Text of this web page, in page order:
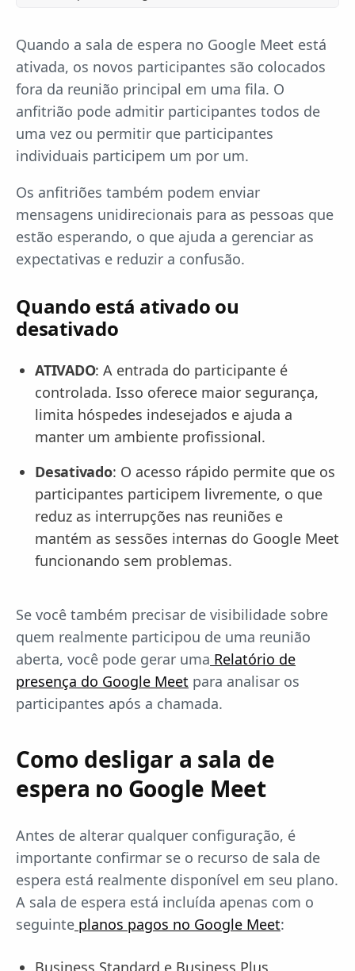
Quando a sala de espera no Google Meet está
ativada, os novos participantes são colocados
fora da reunião principal em uma fila. O
anfitrião pode admitir participantes todos de
uma vez ou permitir que participantes
individuais participem um por um.
Os anfitriões também podem enviar
mensagens unidirecionais para as pessoas que
estão esperando, o que ajuda a gerenciar as
expectativas e reduzir a confusão.
Quando está ativado ou
desativado
ATIVADO: A entrada do participante é
controlada. Isso oferece maior segurança,
limita hóspedes indesejados e ajuda a
manter um ambiente profissional.
Desativado: O acesso rápido permite que os
participantes participem livremente, o que
reduz as interrupções nas reuniões e
mantém as sessões internas do Google Meet
funcionando sem problemas.
Se você também precisar de visibilidade sobre
quem realmente participou de uma reunião
aberta, você pode gerar uma Relatório de
presença do Google Meet para analisar os
participantes após a chamada.
Como desligar a sala de
espera no Google Meet
Antes de alterar qualquer configuração, é
importante confirmar se o recurso de sala de
espera está realmente disponível em seu plano.
A sala de espera está incluída apenas com o
seguinte planos pagos no Google Meet:
Business Standard e Business Plus